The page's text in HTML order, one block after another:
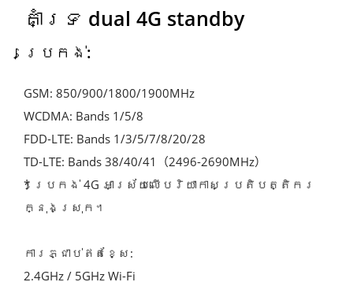
គាំទ្រ dual 4G standby
ប្រេកង់:
GSM: 850/900/1800/1900MHz
WCDMA: Bands 1/5/8
FDD-LTE: Bands 1/3/5/7/8/20/28
TD-LTE: Bands 38/40/41（2496-2690MHz）
* ប្រេកង់ 4G អាស្រ័យលើបរិយាកាសប្រតិបត្តិករ
ក្នុងស្រុក។
ការភ្ជាប់ឥតខ្សែ:
2.4GHz / 5GHz Wi-Fi